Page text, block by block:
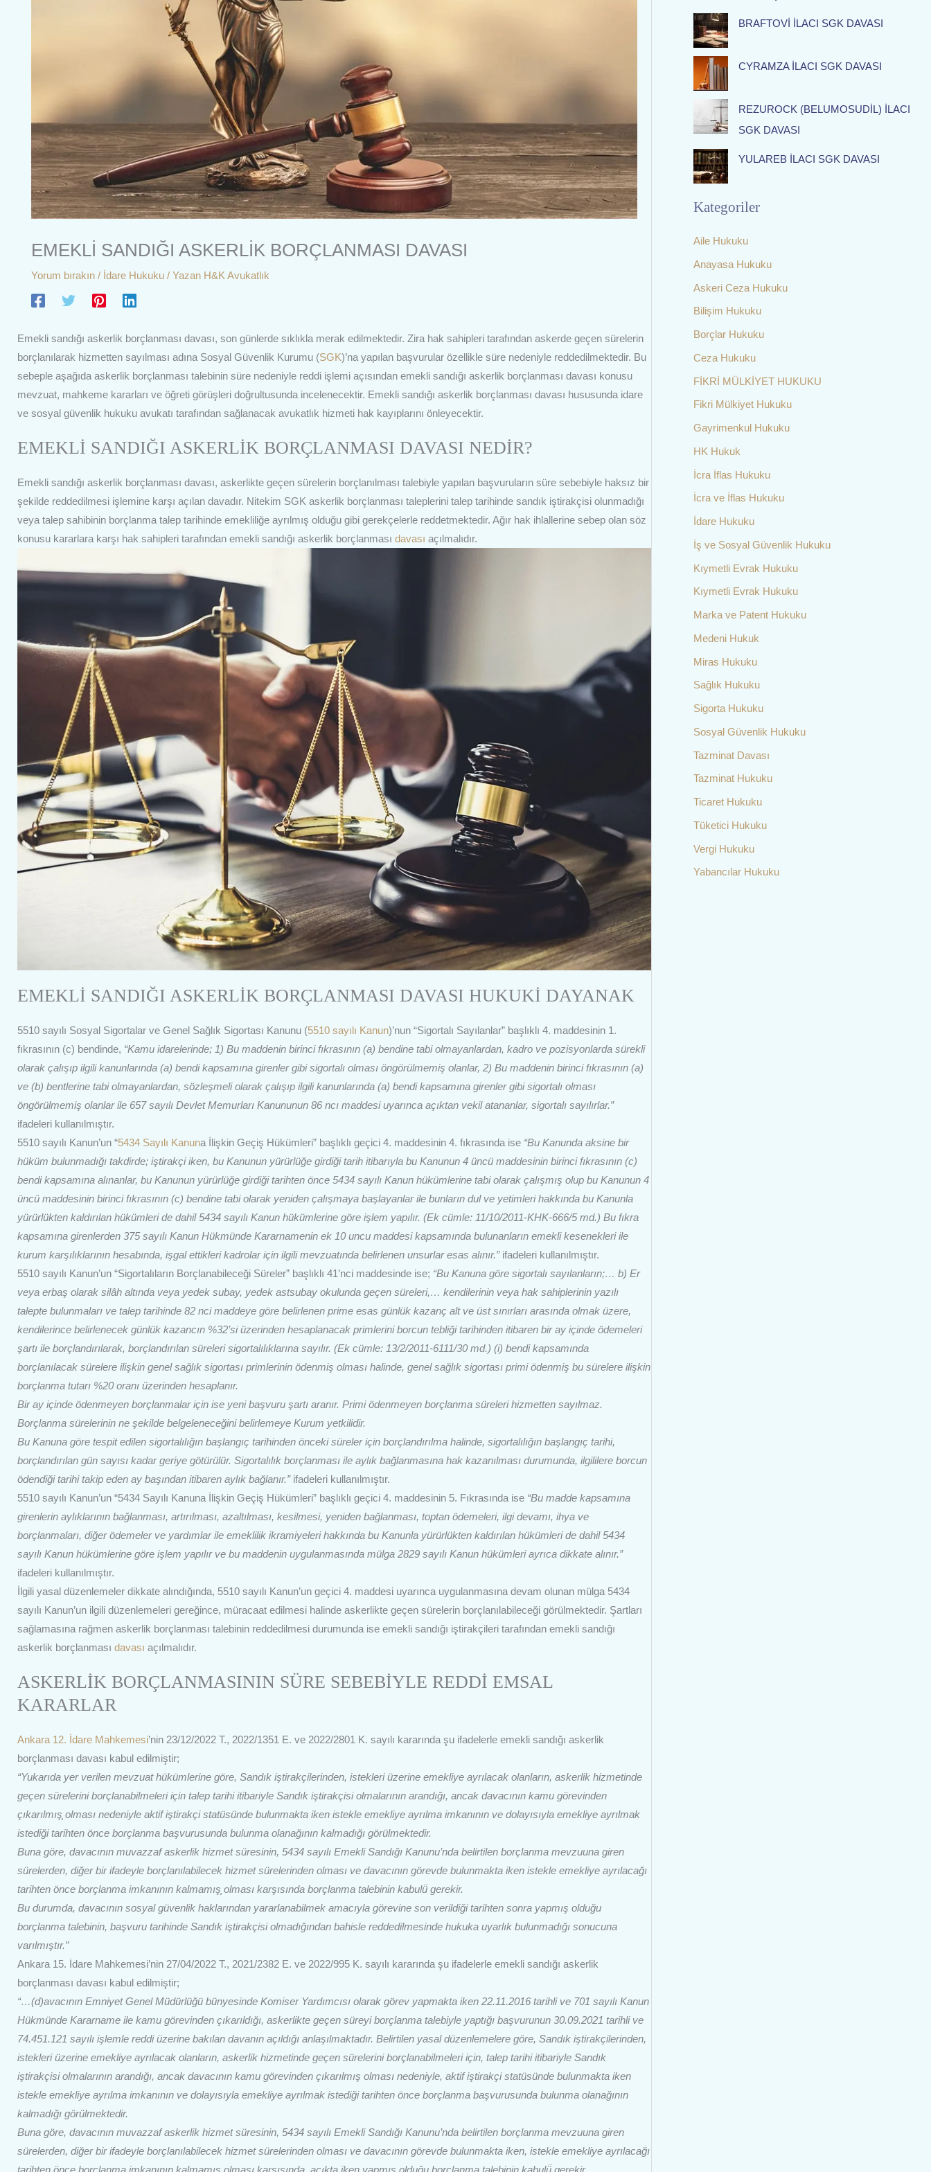
EMEKLİ SANDIĞI ASKERLİK BORÇLANMASI DAVASI
Yorum bırakın / İdare Hukuku / Yazan H&K Avukatlık
Emekli sandığı askerlik borçlanması davası, son günlerde sıklıkla merak edilmektedir. Zira hak sahipleri tarafından askerde geçen sürelerin
borçlanılarak hizmetten sayılması adına Sosyal Güvenlik Kurumu (SGK)’na yapılan başvurular özellikle süre nedeniyle reddedilmektedir. Bu
sebeple aşağıda askerlik borçlanması talebinin süre nedeniyle reddi işlemi açısından emekli sandığı askerlik borçlanması davası konusu
mevzuat, mahkeme kararları ve öğreti görüşleri doğrultusunda incelenecektir. Emekli sandığı askerlik borçlanması davası hususunda idare
ve sosyal güvenlik hukuku avukatı tarafından sağlanacak avukatlık hizmeti hak kayıplarını önleyecektir.
EMEKLİ SANDIĞI ASKERLİK BORÇLANMASI DAVASI NEDİR?
Emekli sandığı askerlik borçlanması davası, askerlikte geçen sürelerin borçlanılması talebiyle yapılan başvuruların süre sebebiyle haksız bir
şekilde reddedilmesi işlemine karşı açılan davadır. Nitekim SGK askerlik borçlanması taleplerini talep tarihinde sandık iştirakçisi olunmadığı
veya talep sahibinin borçlanma talep tarihinde emekliliğe ayrılmış olduğu gibi gerekçelerle reddetmektedir. Ağır hak ihlallerine sebep olan söz
konusu kararlara karşı hak sahipleri tarafından emekli sandığı askerlik borçlanması davası açılmalıdır.
EMEKLİ SANDIĞI ASKERLİK BORÇLANMASI DAVASI HUKUKİ DAYANAK
5510 sayılı Sosyal Sigortalar ve Genel Sağlık Sigortası Kanunu (5510 sayılı Kanun)’nun “Sigortalı Sayılanlar” başlıklı 4. maddesinin 1.
fıkrasının (c) bendinde, “Kamu idarelerinde; 1) Bu maddenin birinci fıkrasının (a) bendine tabi olmayanlardan, kadro ve pozisyonlarda sürekli
olarak çalışıp ilgili kanunlarında (a) bendi kapsamına girenler gibi sigortalı olması öngörülmemiş olanlar, 2) Bu maddenin birinci fıkrasının (a)
ve (b) bentlerine tabi olmayanlardan, sözleşmeli olarak çalışıp ilgili kanunlarında (a) bendi kapsamına girenler gibi sigortalı olması
öngörülmemiş olanlar ile 657 sayılı Devlet Memurları Kanununun 86 ncı maddesi uyarınca açıktan vekil atananlar, sigortalı sayılırlar.”
ifadeleri kullanılmıştır.
5510 sayılı Kanun’un “5434 Sayılı Kanuna İlişkin Geçiş Hükümleri” başlıklı geçici 4. maddesinin 4. fıkrasında ise “Bu Kanunda aksine bir
hüküm bulunmadığı takdirde; iştirakçi iken, bu Kanunun yürürlüğe girdiği tarih itibarıyla bu Kanunun 4 üncü maddesinin birinci fıkrasının (c)
bendi kapsamına alınanlar, bu Kanunun yürürlüğe girdiği tarihten önce 5434 sayılı Kanun hükümlerine tabi olarak çalışmış olup bu Kanunun 4
üncü maddesinin birinci fıkrasının (c) bendine tabi olarak yeniden çalışmaya başlayanlar ile bunların dul ve yetimleri hakkında bu Kanunla
yürürlükten kaldırılan hükümleri de dahil 5434 sayılı Kanun hükümlerine göre işlem yapılır. (Ek cümle: 11/10/2011-KHK-666/5 md.) Bu fıkra
kapsamına girenlerden 375 sayılı Kanun Hükmünde Kararnamenin ek 10 uncu maddesi kapsamında bulunanların emekli kesenekleri ile
kurum karşılıklarının hesabında, işgal ettikleri kadrolar için ilgili mevzuatında belirlenen unsurlar esas alınır.”ifadeleri kullanılmıştır.
5510 sayılı Kanun’un “Sigortalıların Borçlanabileceği Süreler” başlıklı 41’nci maddesinde ise; “Bu Kanuna göre sigortalı sayılanların;… b) Er
veya erbaş olarak silâh altında veya yedek subay, yedek astsubay okulunda geçen süreleri,… kendilerinin veya hak sahiplerinin yazılı
talepte bulunmaları ve talep tarihinde 82 nci maddeye göre belirlenen prime esas günlük kazanç alt ve üst sınırları arasında olmak üzere,
kendilerince belirlenecek günlük kazancın %32’si üzerinden hesaplanacak primlerini borcun tebliği tarihinden itibaren bir ay içinde ödemeleri
şartı ile borçlandırılarak, borçlandırılan süreleri sigortalılıklarına sayılır. (Ek cümle: 13/2/2011-6111/30 md.) (i) bendi kapsamında
borçlanılacak sürelere ilişkin genel sağlık sigortası primlerinin ödenmiş olması halinde, genel sağlık sigortası primi ödenmiş bu sürelere ilişkin
borçlanma tutarı %20 oranı üzerinden hesaplanır.
Bir ay içinde ödenmeyen borçlanmalar için ise yeni başvuru şartı aranır. Primi ödenmeyen borçlanma süreleri hizmetten sayılmaz.
Borçlanma sürelerinin ne şekilde belgeleneceğini belirlemeye Kurum yetkilidir.
Bu Kanuna göre tespit edilen sigortalılığın başlangıç tarihinden önceki süreler için borçlandırılma halinde, sigortalılığın başlangıç tarihi,
borçlandırılan gün sayısı kadar geriye götürülür. Sigortalılık borçlanması ile aylık bağlanmasına hak kazanılması durumunda, ilgililere borcun
ödendiği tarihi takip eden ay başından itibaren aylık bağlanır.” ifadeleri kullanılmıştır.
5510 sayılı Kanun’un “5434 Sayılı Kanuna İlişkin Geçiş Hükümleri” başlıklı geçici 4. maddesinin 5. Fıkrasında ise “Bu madde kapsamına
girenlerin aylıklarının bağlanması, artırılması, azaltılması, kesilmesi, yeniden bağlanması, toptan ödemeleri, ilgi devamı, ihya ve
borçlanmaları, diğer ödemeler ve yardımlar ile emeklilik ikramiyeleri hakkında bu Kanunla yürürlükten kaldırılan hükümleri de dahil 5434
sayılı Kanun hükümlerine göre işlem yapılır ve bu maddenin uygulanmasında mülga 2829 sayılı Kanun hükümleri ayrıca dikkate alınır.”
ifadeleri kullanılmıştır.
İlgili yasal düzenlemeler dikkate alındığında, 5510 sayılı Kanun’un geçici 4. maddesi uyarınca uygulanmasına devam olunan mülga 5434
sayılı Kanun’un ilgili düzenlemeleri gereğince, müracaat edilmesi halinde askerlikte geçen sürelerin borçlanılabileceği görülmektedir. Şartları
sağlamasına rağmen askerlik borçlanması talebinin reddedilmesi durumunda ise emekli sandığı iştirakçileri tarafından emekli sandığı
askerlik borçlanması davası açılmalıdır.
ASKERLİK BORÇLANMASININ SÜRE SEBEBİYLE REDDİ EMSAL
KARARLAR
Ankara 12. İdare Mahkemesi’nin 23/12/2022 T., 2022/1351 E. ve 2022/2801 K. sayılı kararında şu ifadelerle emekli sandığı askerlik
borçlanması davası kabul edilmiştir;
“Yukarıda yer verilen mevzuat hükümlerine göre, Sandık iştirakçilerinden, istekleri üzerine emekliye ayrılacak olanların, askerlik hizmetinde
geçen sürelerini borçlanabilmeleri için talep tarihi itibariyle Sandık iştirakçisi olmalarının arandığı, ancak davacının kamu görevinden
çıkarılmış̧ olması nedeniyle aktif iştirakçi statüsünde bulunmakta iken istekle emekliye ayrılma imkanının ve dolayısıyla emekliye ayrılmak
istediği tarihten önce borçlanma başvurusunda bulunma olanağının kalmadığı görülmektedir.
Buna göre, davacının muvazzaf askerlik hizmet süresinin, 5434 sayılı Emekli Sandığı Kanunu’nda belirtilen borçlanma mevzuuna giren
sürelerden, diğer bir ifadeyle borçlanılabilecek hizmet sürelerinden olması ve davacının görevde bulunmakta iken istekle emekliye ayrılacağı
tarihten önce borçlanma imkanının kalmamış̧ olması karşısında borçlanma talebinin kabulü̈ gerekir.
Bu durumda, davacının sosyal güvenlik haklarından yararlanabilmek amacıyla görevine son verildiği tarihten sonra yapmış olduğu
borçlanma talebinin, başvuru tarihinde Sandık iştirakçisi olmadığından bahisle reddedilmesinde hukuka uyarlık bulunmadığı sonucuna
varılmıştır.”
Ankara 15. İdare Mahkemesi’nin 27/04/2022 T., 2021/2382 E. ve 2022/995 K. sayılı kararında şu ifadelerle emekli sandığı askerlik
borçlanması davası kabul edilmiştir;
“…(d)avacının Emniyet Genel Müdürlüğü bünyesinde Komiser Yardımcısı olarak görev yapmakta iken 22.11.2016 tarihli ve 701 sayılı Kanun
Hükmünde Kararname ile kamu görevinden çıkarıldığı, askerlikte geçen süreyi borçlanma talebiyle yaptığı başvurunun 30.09.2021 tarihli ve
74.451.121 sayılı işlemle reddi üzerine bakılan davanın açıldığı anlaşılmaktadır. Belirtilen yasal düzenlemelere göre, Sandık iştirakçilerinden,
istekleri üzerine emekliye ayrılacak olanların, askerlik hizmetinde geçen sürelerini borçlanabilmeleri için, talep tarihi itibariyle Sandık
iştirakçisi olmalarının arandığı, ancak davacının kamu görevinden çıkarılmış olması nedeniyle, aktif iştirakçi statüsünde bulunmakta iken
istekle emekliye ayrılma imkanının ve dolayısıyla emekliye ayrılmak istediği tarihten önce borçlanma başvurusunda bulunma olanağının
kalmadığı görülmektedir.
Buna göre, davacının muvazzaf askerlik hizmet süresinin, 5434 sayılı Emekli Sandığı Kanunu’nda belirtilen borçlanma mevzuuna giren
sürelerden, diğer bir ifadeyle borçlanılabilecek hizmet sürelerinden olması ve davacının görevde bulunmakta iken, istekle emekliye ayrılacağı
o
r
:
BRAFTOVİ İLACI SGK DAVASI
CYRAMZA İLACI SGK DAVASI
REZUROCK (BELUMOSUDİL) İLACI
SGK DAVASI
YULAREB İLACI SGK DAVASI
Kategoriler
Aile Hukuku
Anayasa Hukuku
Askeri Ceza Hukuku
Bilişim Hukuku
Borçlar Hukuku
Ceza Hukuku
FİKRİ MÜLKİYET HUKUKU
Fikri Mülkiyet Hukuku
Gayrimenkul Hukuku
HK Hukuk
İcra İflas Hukuku
İcra ve İflas Hukuku
İdare Hukuku
İş ve Sosyal Güvenlik Hukuku
Kıymetli Evrak Hukuku
Kıymetli Evrak Hukuku
Marka ve Patent Hukuku
Medeni Hukuk
Miras Hukuku
Sağlık Hukuku
Sigorta Hukuku
Sosyal Güvenlik Hukuku
Tazminat Davası
Tazminat Hukuku
Ticaret Hukuku
Tüketici Hukuku
Vergi Hukuku
Yabancılar Hukuku